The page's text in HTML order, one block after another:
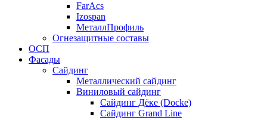
FarAcs
Izospan
МеталлПрофиль
Огнезащитные составы
ОСП
Фасады
Сайдинг
Металлический сайдинг
Виниловый сайдинг
Сайдинг Дёке (Docke)
Сайдинг Grand Line